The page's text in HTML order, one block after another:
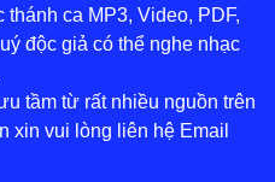
ơn
me.gia ân
PDF bài này ạ
ca MP3, Video, PDF,
độc giả có thể nghe nhạc
tầm từ rất nhiều nguồn trên
xin vui lòng liên hệ Email